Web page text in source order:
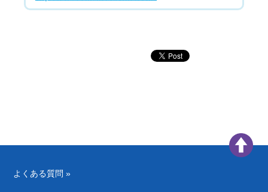
よくある質問 »